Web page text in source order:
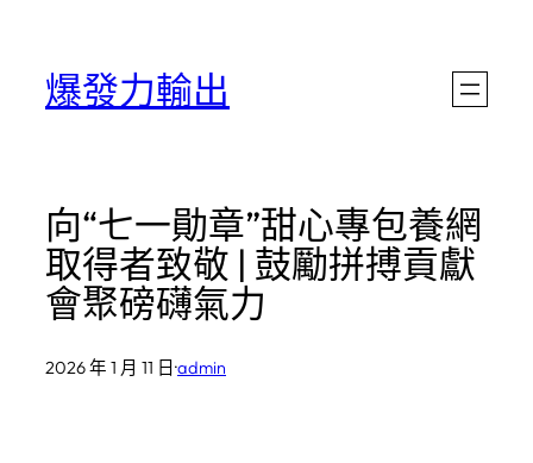
爆發力輸出
向“七一勛章”甜心專包養網
取得者致敬 | 鼓勵拼搏貢獻
會聚磅礴氣力
2026 年 1 月 11 日·admin